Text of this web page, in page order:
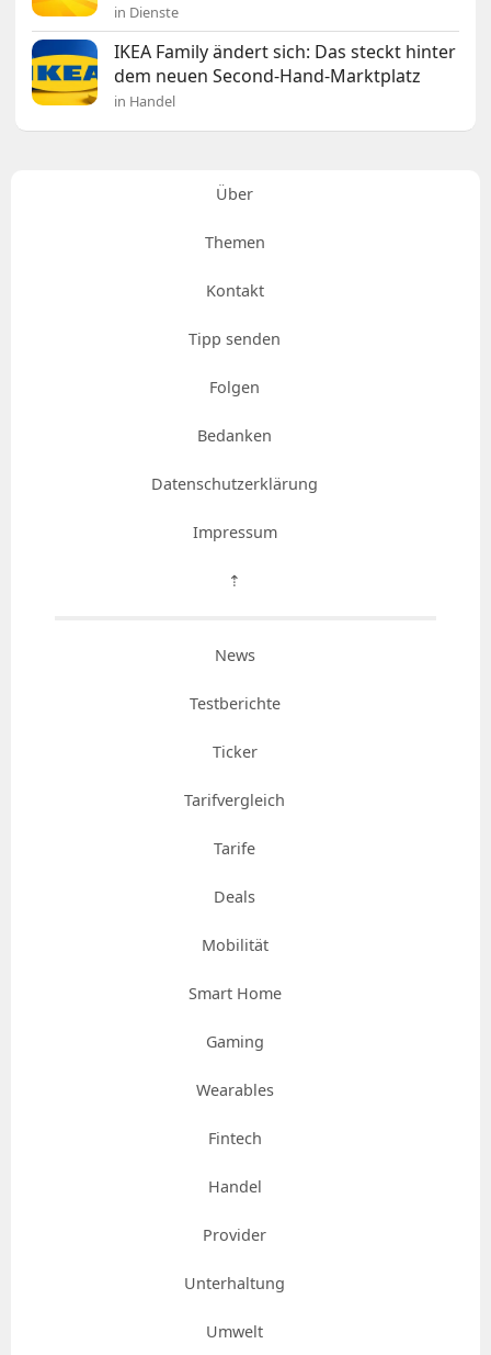
in Dienste
IKEA Family ändert sich: Das steckt hinter
dem neuen Second-Hand-Marktplatz
in Handel
Über
Themen
Kontakt
Tipp senden
Folgen
Bedanken
Datenschutzerklärung
Impressum
⇡
News
Testberichte
Ticker
Tarifvergleich
Tarife
Deals
Mobilität
Smart Home
Gaming
Wearables
Fintech
Handel
Provider
Unterhaltung
Umwelt